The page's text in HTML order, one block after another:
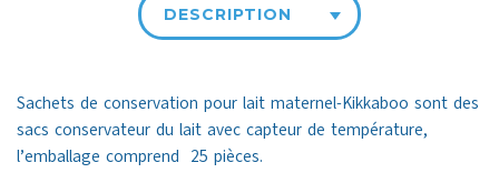
DESCRIPTION
Sachets de conservation pour lait maternel-Kikkaboo sont des
sacs conservateur du lait avec capteur de température,
l’emballage comprend 25 pièces.